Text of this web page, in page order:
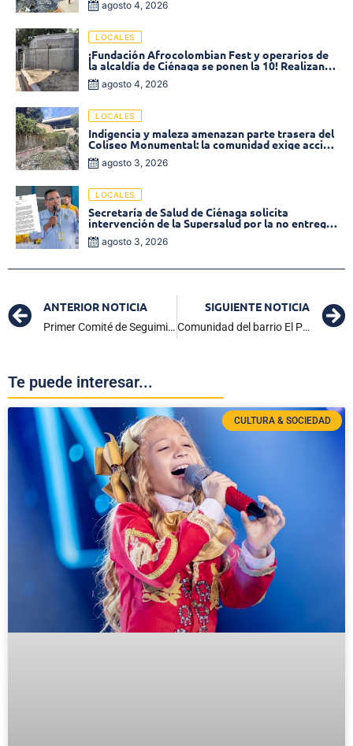
agosto 4, 2026
LOCALES
¡Fundación Afrocolombian Fest y operarios de
la alcaldía de Ciénaga se ponen la 10! Realizan
limpieza de la parte posterior del Coliseo
Monumental
agosto 4, 2026
LOCALES
Indigencia y maleza amenazan parte trasera del
Coliseo Monumental: la comunidad exige acción
inmediata!
agosto 3, 2026
LOCALES
Secretaría de Salud de Ciénaga solicita
intervención de la Supersalud por la no entrega
de medicamentos en las EPS
agosto 3, 2026
ANTERIOR NOTICIA
Primer Comité de Seguimiento Electoral en Ciénaga: autoridades delimitan acciones para la segunda vuelta presidencial
SIGUIENTE NOTICIA
Comunidad del barrio El Poblado denuncia daños por trabajos de Operadores de la Sierra
Te puede interesar...
CULTURA & SOCIEDAD